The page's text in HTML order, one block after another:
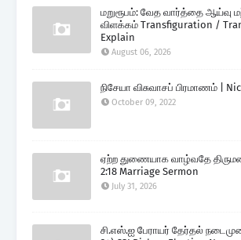
மறுரூபம்: வேத வார்த்தை ஆய்வு
விளக்கம் Transfiguration /
Explain
August 06, 2026
நிசேயா விசுவாசப் பிரமாணம் |
October 09, 2022
ஏற்ற துணையாக வாழ்வதே
2:18 Marriage Sermon
July 31, 2026
சி.எஸ்.ஐ பேராயர் தேர்தல்